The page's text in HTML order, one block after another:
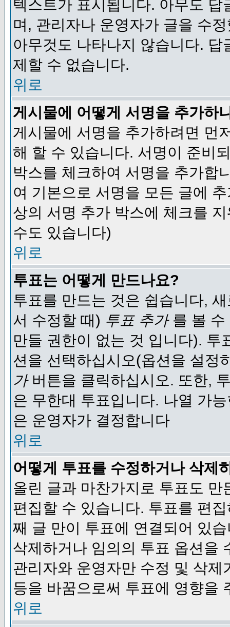
텍스트가 표시됩니다. 아무도
며, 관리자나 운영자가 글을 수
아무것도 나타나지 않습니다.
제할 수 없습니다.
위로
게시물에 어떻게 서명을 추가하
게시물에 서명을 추가하려면 먼
해 할 수 있습니다. 서명이 준비
박스를 체크하여 서명을 추가합
여 기본으로 서명을 모든 글에
상의 서명 추가 박스에 체크를
수도 있습니다)
위로
투표는 어떻게 만드나요?
투표를 만드는 것은 쉽습니다,
서 수정할 때) 투표 추가를 볼 수
만들 권한이 없는 것 입니다).
션을 선택하십시오(옵션을 설정
가버튼을 클릭하십시오. 또한,
은 무한대 투표입니다. 나열 가
은 운영자가 결정합니다
위로
어떻게 투표를 수정하거나 삭제
올린 글과 마찬가지로 투표도
편집할 수 있습니다. 투표를 편
째 글 만이 투표에 연결되어 있
삭제하거나 임의의 투표 옵션을
관리자와 운영자만 수정 및 삭
등을 바꿈으로써 투표에 영향을
위로